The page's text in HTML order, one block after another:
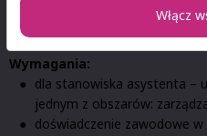
promocyjne na rzecz
Wymagania:
dla stanowiska asystenta –
jednym z obszarów:
doświadczenie zawodowe
Włącz